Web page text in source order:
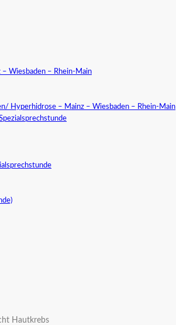
Wiesbaden – Rhein-Main
Hyperhidrose – Mainz – Wiesbaden – Rhein-Main
Hautkrebs